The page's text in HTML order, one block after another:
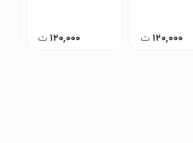
۱۲۰,۰۰۰ ت ۱۲۰,۰۰۰ ت